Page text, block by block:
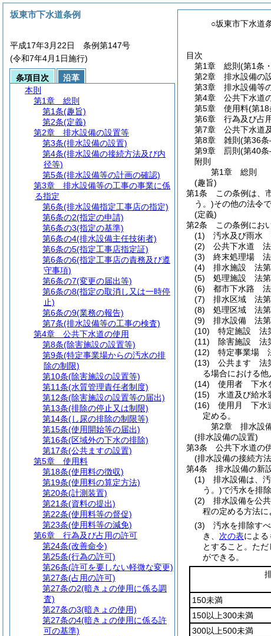
○坂東市下水道
目次
第1章
総則 (第1条
第2章
排水設備の
第3章
排水設備等
第4章
公共下水道
第5章
使用料(第
第6章
行為及び占
第7章
公共下水道
第8章
雑則 (第36
第9章
罰則 (第40
附則
第1章
総則
(趣旨)
第1条
この条例は、
う。)その他の法令
(定義)
第2条
この条例にお
(1)
汚水及び雨水
(2)
公共下水道 法
(3)
終末処理場 法
(4)
排水施設 法第
(5)
処理施設 法第
(6)
都市下水路 法
(7)
排水区域 法第
(8)
処理区域 法第
(9)
排水設備 法第
(10)
特定施設 法
(11)
除害施設 法
(12)
特定事業場
(13)
公共ます 法
る場合における
(14)
使用者 下水
(15)
水道及び給
(16)
使用月 下水
定める。
第2章
排水設
(排水設備の設置)
第3条
公共下水道の
(排水設備の接続方
第4条
排水設備の新
(1)
排水設備は、
う。)で汚水を排
(2)
排水設備を公
程の定める方法に
(3)
汚水を排除す
き、 次の表による
とすること。 ただ
ができる。
150未満
150以上300未満
300以上500未満
坂東市下水道条例
平成17年3月22日 条例第147号
(令和7年4月1日施行)
条項目次
沿革
本則
第1章
総則
第1条(趣旨)
第2条(定義)
第2章
排水設備の設置等
第3条(排水設備の設置)
第4条(排水設備の接続方法及び内
径等)
第5条(排水設備等の計画の確認)
第3章
排水設備等の工事の事業に係
る指定
第6条(排水設備指定工事店の指定)
第6条の2(指定の申請)
第6条の3(指定の基準)
第6条の4(排水設備主任技術者)
第6条の5(指定工事店指定証)
第6条の6(指定工事店の責務及び遵
守事項)
第6条の7(変更の届出等)
第6条の8(指定の取消し又は一時停
止)
第6条の9(業務の報告)
第7条(排水設備等の工事の検査)
第4章
公共下水道の使用
第8条(除害施設の設置等)
第9条(特定事業場からの汚水の排
除の制限)
第10条(除害施設の設置等)
第11条(水質管理責任者制度)
第12条(除害施設の設置等の届出)
第13条(排除の停止又は制限)
第14条(し尿の排除の制限等)
第15条(使用開始等の届出)
第16条(区域外の下水の排除)
第17条(公共ますの設置)
第5章
使用料
第18条(使用料の徴収)
第19条(使用料の算定方法)
第20条(計測装置)
第21条(資料の提出)
第22条(使用料等の督促)
第23条(使用料等の減免)
第6章
行為及び占用の許可
第24条(改善命令)
第25条(行為の許可)
第26条(許可を要しない軽微な変更)
第27条(占用の許可)
第27条の2(暗きょの使用に係る調
査)
第27条の3(暗きょの使用)
第27条の4(暗きょの使用に係る許
可の基準)